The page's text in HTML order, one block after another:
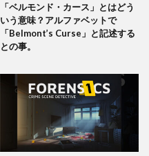
「ベルモンド・カース」とはどう
いう意味？アルファベットで
「Belmont’s Curse」と記述する
との事。